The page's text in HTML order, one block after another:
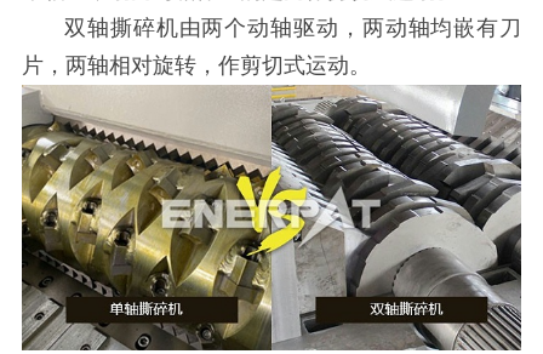
双轴撕碎机由两个动轴驱动，两动轴均嵌有刀
片，两轴相对旋转，作剪切式运动。